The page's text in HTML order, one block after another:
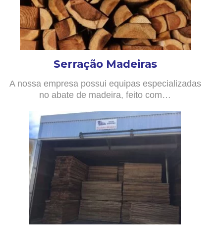
Serração Madeiras
A nossa empresa possui equipas especializadas
no abate de madeira, feito com…